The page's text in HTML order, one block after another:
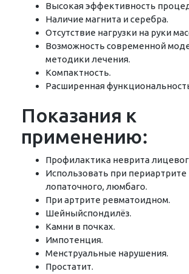
Высокая эффективность
Наличие магнита и серебра.
Отсутствие нагрузки на руки
Возможность современной
методики лечения.
Компактность.
Расширенная
Показания к
применению:
Профилактика неврита
Использовать при периартрите
лопаточного, люмбаго.
При артрите ревматоидном.
Шейныйспондилёз.
Камни в почках.
Импотенция.
Менструальные нарушения.
Простатит.